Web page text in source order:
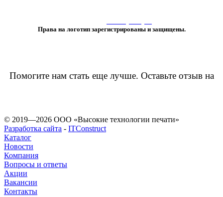
Права на логотип зарегистрированы и защищены.
Помогите нам стать еще лучше. Оставьте отзыв на
© 2019—2026 ООО «Высокие технологии печати»
Разработка сайта - ITConstruct
Каталог
Новости
Компания
Вопросы и ответы
Акции
Вакансии
Контакты